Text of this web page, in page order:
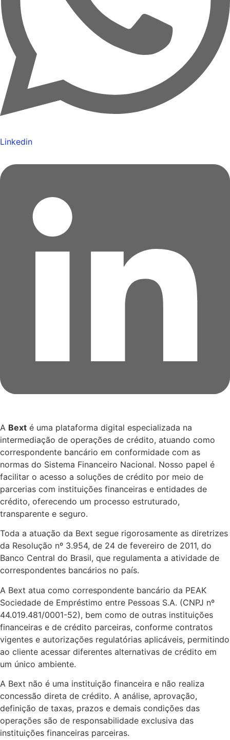
Linkedin
A Bext é uma plataforma digital especializada na
intermediação de operações de crédito, atuando como
correspondente bancário em conformidade com as
normas do Sistema Financeiro Nacional. Nosso papel é
facilitar o acesso a soluções de crédito por meio de
parcerias com instituições financeiras e entidades de
crédito, oferecendo um processo estruturado,
transparente e seguro.
Toda a atuação da Bext segue rigorosamente as diretrizes
da Resolução nº 3.954, de 24 de fevereiro de 2011, do
Banco Central do Brasil, que regulamenta a atividade de
correspondentes bancários no país.
A Bext atua como correspondente bancário da PEAK
Sociedade de Empréstimo entre Pessoas S.A. (CNPJ nº
44.019.481/0001-52), bem como de outras instituições
financeiras e de crédito parceiras, conforme contratos
vigentes e autorizações regulatórias aplicáveis, permitindo
ao cliente acessar diferentes alternativas de crédito em
um único ambiente.
A Bext não é uma instituição financeira e não realiza
concessão direta de crédito. A análise, aprovação,
definição de taxas, prazos e demais condições das
operações são de responsabilidade exclusiva das
instituições financeiras parceiras.